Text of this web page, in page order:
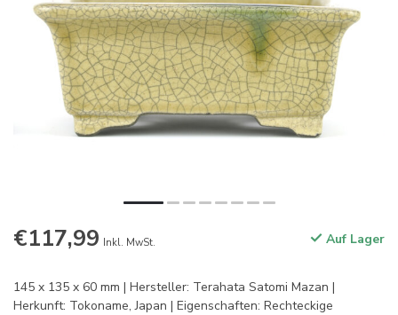
€117,99 Inkl. MwSt. Auf Lager
145 x 135 x 60 mm | Hersteller: Terahata Satomi Mazan |
Herkunft: Tokoname, Japan | Eigenschaften: Rechteckige